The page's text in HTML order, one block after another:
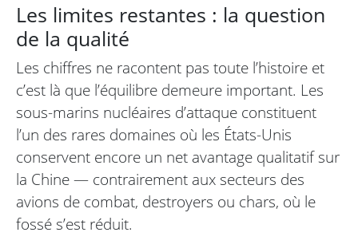
Les limites restantes : la question
de la qualité
Les chiffres ne racontent pas toute l’histoire et
c’est là que l’équilibre demeure important. Les
sous-marins nucléaires d’attaque constituent
l’un des rares domaines où les États-Unis
conservent encore un net avantage qualitatif sur
la Chine — contrairement aux secteurs des
avions de combat, destroyers ou chars, où le
fossé s’est réduit.